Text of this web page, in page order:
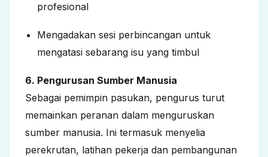
profesional
Mengadakan sesi perbincangan untuk
mengatasi sebarang isu yang timbul
6. Pengurusan Sumber Manusia
Sebagai pemimpin pasukan, pengurus turut
memainkan peranan dalam menguruskan
sumber manusia. Ini termasuk menyelia
perekrutan, latihan pekerja dan pembangunan